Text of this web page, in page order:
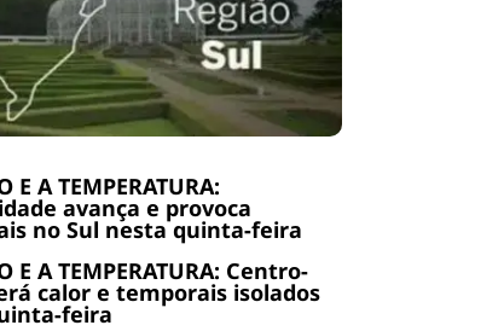
E A TEMPERATURA:
avança e provoca
no Sul nesta quinta-feira
E A TEMPERATURA: Centro-
calor e temporais isolados
feira